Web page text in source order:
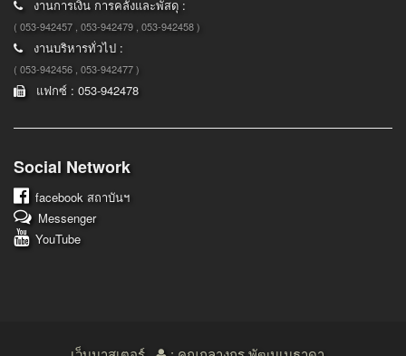
งานการเงิน การคลังและพัสดุ :
( 053-942457 , 053-942479 , 053-942458 )
งานบริหารทั่วไป :
( 053-942456 , 053-942477 )
แฟกซ์ : 053-942478
Social Network
facebook สถาบันฯ
Messenger
YouTube